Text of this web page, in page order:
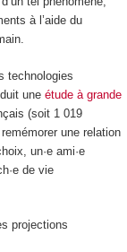
à l’aide du
technologies
une étude à grande
(soit 1 019
une relation
un·e ami·e
de vie
projections